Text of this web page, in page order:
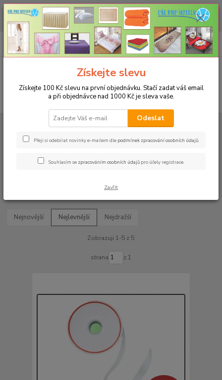
CHCETE NAKOUPIT VĚTŠÍ MNOŽSTVÍ NAŠICH PRODUKTŮ ZA LEPŠÍ
CENU? Klikněte ZDE
CZK
+420 773 794 023
Pondělí-pátek 9-16 hodin
0ks
za0 Kč
RAUTOVÉ SUKNĚ PANAMA Rautová sukně Panama 73x500cm
Rautová sukně Panama
73x500cm
Upřesnit parametry
Nejnovější Nejlevnější Nejdražší
Zobrazuji 1-5 z 5
strana z 1
Získejte slevu
Získejte 100 Kč slevu na první objednávku. Stačí zadat váš email
a při objednávce nad 1000 Kč je sleva vaše.
Odeslat
Přeji si odebírat novinky e-mailem dle podmínek zpracování osobních údajů.
Souhlasím se zpracováním osobních údajů pro účely registrace.
Zavřít